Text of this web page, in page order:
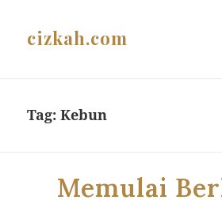
cizkah.com
Tag:Kebun
Memulai